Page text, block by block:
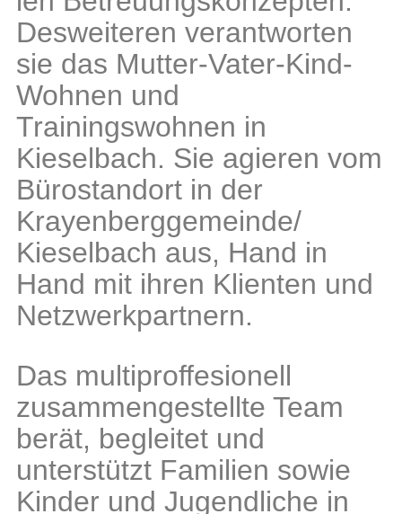
Desweiteren verantworten
sie das Mutter-Vater-Kind-
Wohnen und
Trainingswohnen in
Kieselbach. Sie agieren vom
Bürostandort in der
Krayenberggemeinde/
Kieselbach aus, Hand in
Hand mit ihren Klienten und
Netzwerkpartnern.
Das multiproffesionell
zusammengestellte Team
berät, begleitet und
unterstützt Familien sowie
Kinder und Jugendliche in